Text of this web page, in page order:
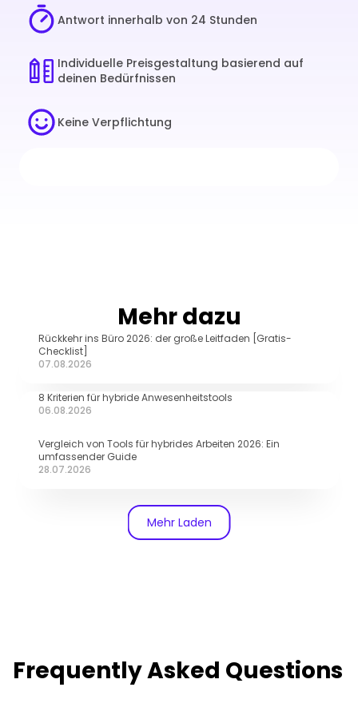
Antwort innerhalb von 24 Stunden
Individuelle Preisgestaltung basierend auf
deinen Bedürfnissen
Keine Verpflichtung
Mehr dazu
Rückkehr ins Büro 2026: der große Leitfaden [Gratis-
Checklist]
07.08.2026
8 Kriterien für hybride Anwesenheitstools
06.08.2026
Vergleich von Tools für hybrides Arbeiten 2026: Ein
umfassender Guide
28.07.2026
Mehr Laden
Frequently Asked Questions